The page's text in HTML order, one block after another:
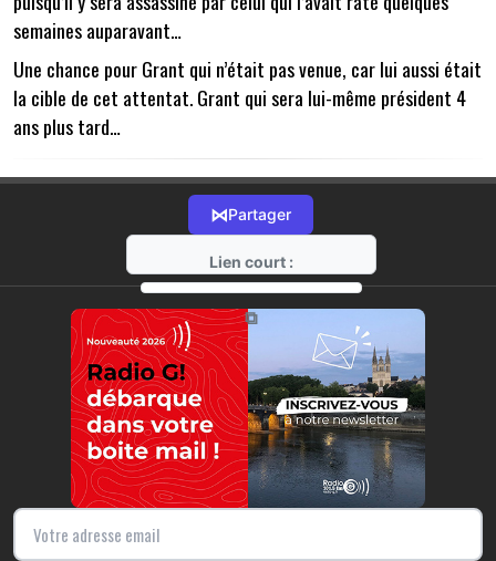
semaines auparavant…
Une chance pour Grant qui n’était pas venue, car lui aussi était
la cible de cet attentat. Grant qui sera lui-même président 4
ans plus tard…
⋈Partager
Lien court :
https://radio-g.fr?14498
⧉